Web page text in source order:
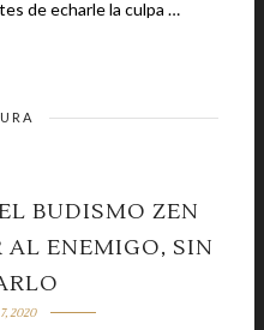
te lo permite. Y antes de echarle la culpa …
BUDISMO ZEN
AL ENEMIGO, SIN
2020